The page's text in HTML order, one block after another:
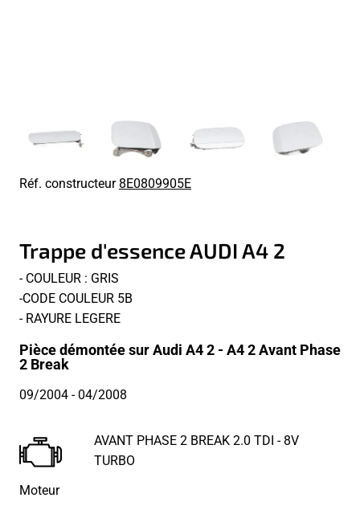
Réf. constructeur8E0809905E
Trappe d'essence AUDI A4 2
- COULEUR : GRIS
-CODE COULEUR 5B
- RAYURE LEGERE
Pièce démontée sur Audi A4 2 - A4 2 Avant Phase
2 Break
09/2004- 04/2008
Moteur
AVANT PHASE 2 BREAK 2.0 TDI - 8V
TURBO